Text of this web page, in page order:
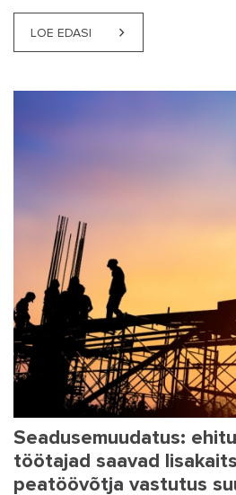
LOE EDASI
Seadusemuudatus:
töötajad saavad
peatöövõtja vastutus